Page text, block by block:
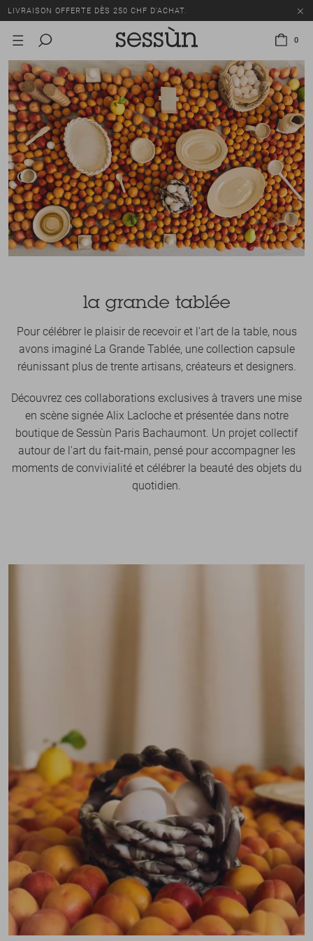
TOUS LES PRIX INCLUENT LA TVA ET LES DROITS DE DOUANE.
SOLDES : JUSQU'À -50% SUR UNE SÉLECTION D'ARTICLES.
TOUS LES PRIX INCLUENT LA TVA ET LES DROITS DE DOUANE.
0
la grande tablée
Pour célébrer le plaisir de recevoir et l'art de la table, nous
avons imaginé La Grande Tablée, une collection capsule
réunissant plus de trente artisans, créateurs et designers.
Découvrez ces collaborations exclusives à travers une mise
en scène signée Alix Lacloche et présentée dans notre
boutique de Sessùn Paris Bachaumont. Un projet collectif
autour de l'art du fait-main, pensé pour accompagner les
moments de convivialité et célébrer la beauté des objets du
quotidien.